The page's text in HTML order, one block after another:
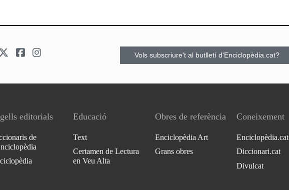
Vols subscriure't al butlletí d'Enciclopèdia.cat?
editorials
de
Educació
Text
Certamen de Lectura
en Veu Alta
Obres de referència
Enciclopèdia Art
Grans obres
Coneixement
Enciclopèdia.cat
Diccionari.cat
Divulcat